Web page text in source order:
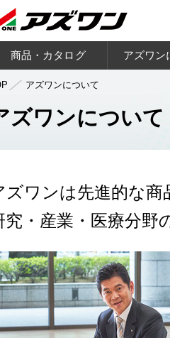
商品・カタログ アズワン
アズワンについて
ズワンについて
ズワンは先進的な
究・産業・医療分野